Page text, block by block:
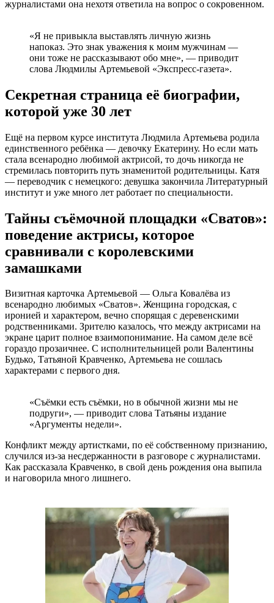
журналистами она нехотя ответила на вопрос о сокровенном.
«Я не привыкла выставлять личную жизнь
напоказ. Это знак уважения к моим мужчинам —
они тоже не рассказывают обо мне», — приводит
слова Людмилы Артемьевой «Экспресс-газета».
Секретная страница её биографии,
которой уже 30 лет
Ещё на первом курсе института Людмила Артемьева родила
единственного ребёнка — девочку Екатерину. Но если мать
стала всенародно любимой актрисой, то дочь никогда не
стремилась повторить путь знаменитой родительницы. Катя
— переводчик с немецкого: девушка закончила Литературный
институт и уже много лет работает по специальности.
Тайны съёмочной площадки «Сватов»:
поведение актрисы, которое
сравнивали с королевскими
замашками
Визитная карточка Артемьевой — Ольга Ковалёва из
всенародно любимых «Сватов». Женщина городская, с
иронией и характером, вечно спорящая с деревенскими
родственниками. Зрителю казалось, что между актрисами на
экране царит полное взаимопонимание. На самом деле всё
гораздо прозаичнее. С исполнительницей роли Валентины
Будько, Татьяной Кравченко, Артемьева не сошлась
характерами с первого дня.
«Съёмки есть съёмки, но в обычной жизни мы не
подруги», — приводит слова Татьяны издание
«Аргументы недели».
Конфликт между артистками, по её собственному признанию,
случился из-за несдержанности в разговоре с журналистами.
Как рассказала Кравченко, в свой день рождения она выпила
и наговорила много лишнего.